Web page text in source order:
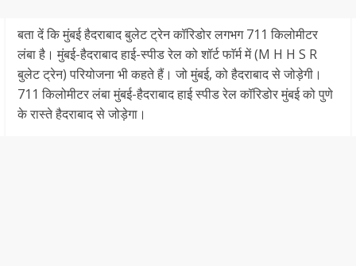
बता दें कि मुंबई हैदराबाद बुलेट ट्रेन कॉरिडोर लगभग 711 किलोमीटर
लंबा है। मुंबई-हैदराबाद हाई-स्पीड रेल को शॉर्ट फाॅर्म में (M H H S R
बुलेट ट्रेन) परियोजना भी कहते हैं। जो मुंबई, को हैदराबाद से जोड़ेगी।
711 किलोमीटर लंबा मुंबई-हैदराबाद हाई स्पीड रेल कॉरिडोर मुंबई को पुणे
के रास्ते हैदराबाद से जोड़ेगा।